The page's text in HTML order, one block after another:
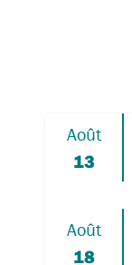
Août
13
Août
18